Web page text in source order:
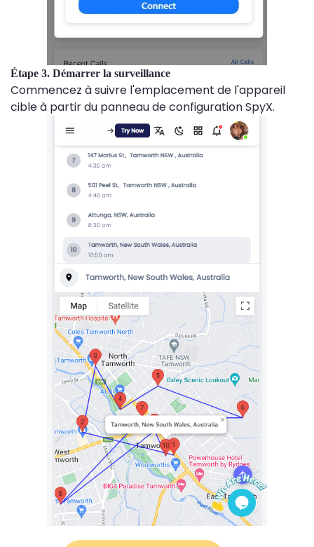
Étape 3. Démarrer la surveillance
Commencez à suivre l'emplacement de l'appareil
cible à partir du panneau de configuration SpyX.